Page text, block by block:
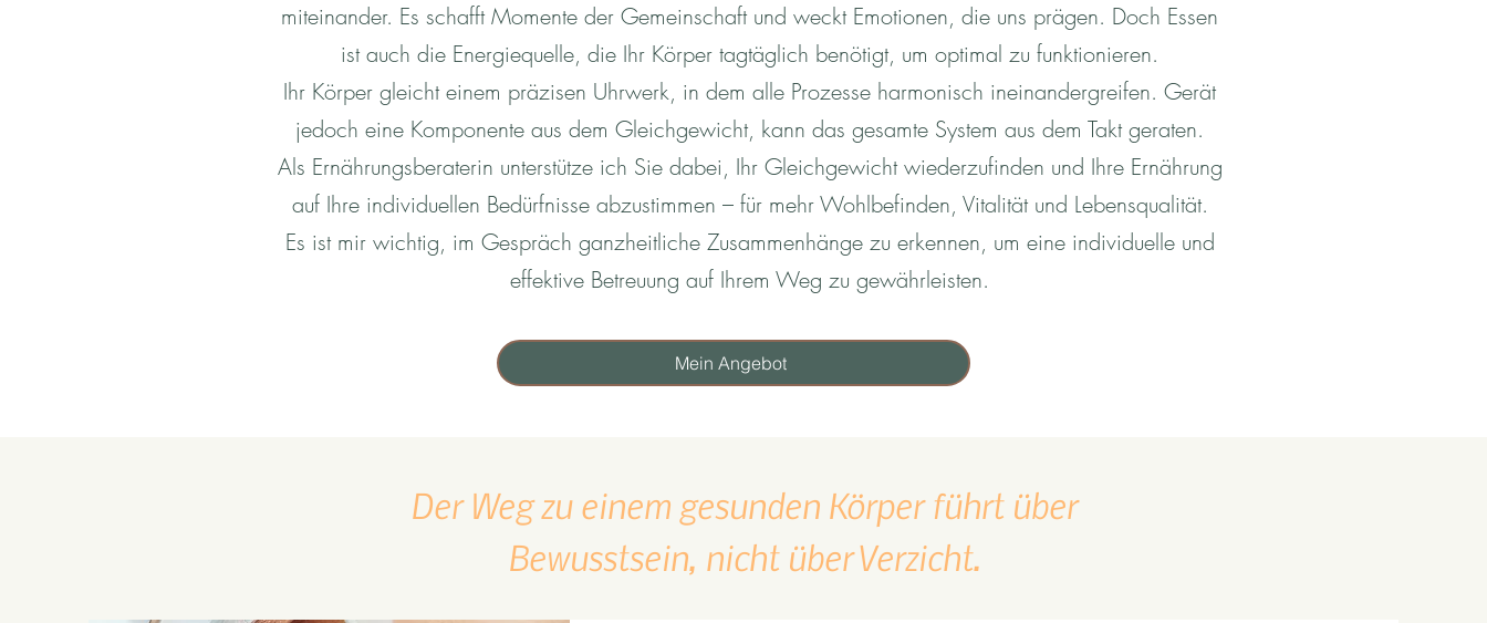
miteinander. Es schafft Momente der Gemeinschaft und weckt Emotionen, die uns prägen. Doch Essen
ist auch die Energiequelle, die Ihr Körper tagtäglich benötigt, um optimal zu funktionieren.
Ihr Körper gleicht einem präzisen Uhrwerk, in dem alle Prozesse harmonisch ineinandergreifen. Gerät
jedoch eine Komponente aus dem Gleichgewicht, kann das gesamte System aus dem Takt geraten.
Als Ernährungsberaterin unterstütze ich Sie dabei, Ihr Gleichgewicht wiederzufinden und Ihre Ernährung
auf Ihre individuellen Bedürfnisse abzustimmen – für mehr Wohlbefinden, Vitalität und Lebensqualität.
Es ist mir wichtig, im Gespräch ganzheitliche Zusammenhänge zu erkennen, um eine individuelle und
effektive Betreuung auf Ihrem Weg zu gewährleisten.
Mein Angebot
Der Weg zu einem gesunden Körper führt über
Bewusstsein, nicht über Verzicht.